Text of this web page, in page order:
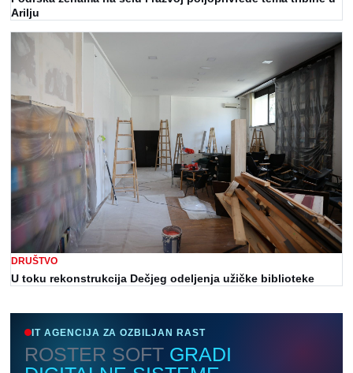
Arilju
DRUŠTVO
U toku rekonstrukcija Dečjeg odeljenja užičke biblioteke
IT AGENCIJA ZA OZBILJAN RAST
ROSTER SOFT GRADI